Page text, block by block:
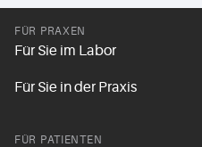
FÜR PRAXEN
Für Sie im Labor
Für Sie in der Praxis
FÜR PATIENTEN